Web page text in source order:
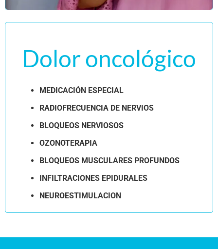
Dolor oncológico
MEDICACIÓN ESPECIAL
RADIOFRECUENCIA DE NERVIOS
BLOQUEOS NERVIOSOS
OZONOTERAPIA
BLOQUEOS MUSCULARES PROFUNDOS
INFILTRACIONES EPIDURALES
NEUROESTIMULACION